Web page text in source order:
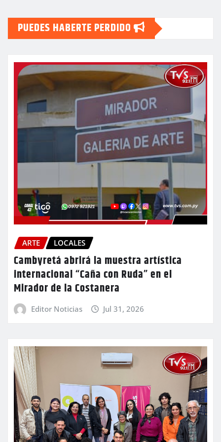
PUEDES HABERTE PERDIDO
ARTE LOCALES
Cambyretá abrirá la muestra artística
internacional “Caña con Ruda” en el
Mirador de la Costanera
Editor Noticias Jul 31, 2026